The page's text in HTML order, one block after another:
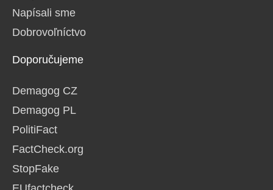
Napísali sme
Dobrovoľníctvo
Doporučujeme
Demagog CZ
Demagog PL
PolitiFact
FactCheck.org
StopFake